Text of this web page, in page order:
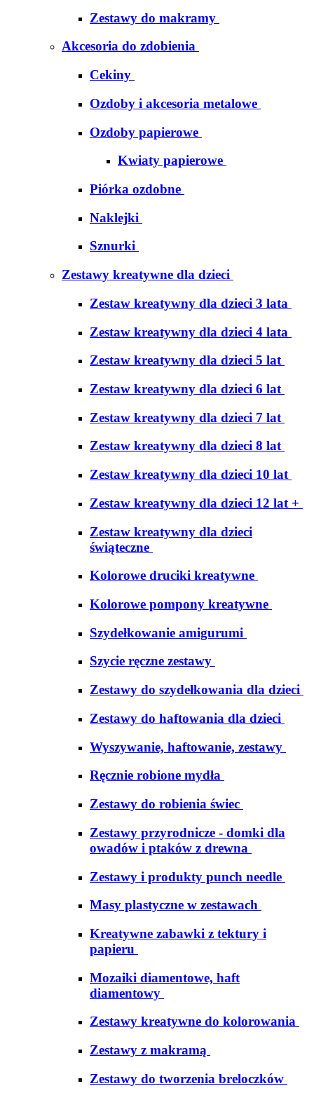
Zestawy do makramy
Akcesoria do zdobienia
Cekiny
Ozdoby i akcesoria metalowe
Ozdoby papierowe
Kwiaty papierowe
Piórka ozdobne
Naklejki
Sznurki
Zestawy kreatywne dla dzieci
Zestaw kreatywny dla dzieci 3 lata
Zestaw kreatywny dla dzieci 4 lata
Zestaw kreatywny dla dzieci 5 lat
Zestaw kreatywny dla dzieci 6 lat
Zestaw kreatywny dla dzieci 7 lat
Zestaw kreatywny dla dzieci 8 lat
Zestaw kreatywny dla dzieci 10 lat
Zestaw kreatywny dla dzieci 12 lat +
Zestaw kreatywny dla dzieci
świąteczne
Kolorowe druciki kreatywne
Kolorowe pompony kreatywne
Szydełkowanie amigurumi
Szycie ręczne zestawy
Zestawy do szydełkowania dla dzieci
Zestawy do haftowania dla dzieci
Wyszywanie, haftowanie, zestawy
Ręcznie robione mydła
Zestawy do robienia świec
Zestawy przyrodnicze - domki dla
owadów i ptaków z drewna
Zestawy i produkty punch needle
Masy plastyczne w zestawach
Kreatywne zabawki z tektury i
papieru
Mozaiki diamentowe, haft
diamentowy
Zestawy kreatywne do kolorowania
Zestawy z makramą
Zestawy do tworzenia breloczków